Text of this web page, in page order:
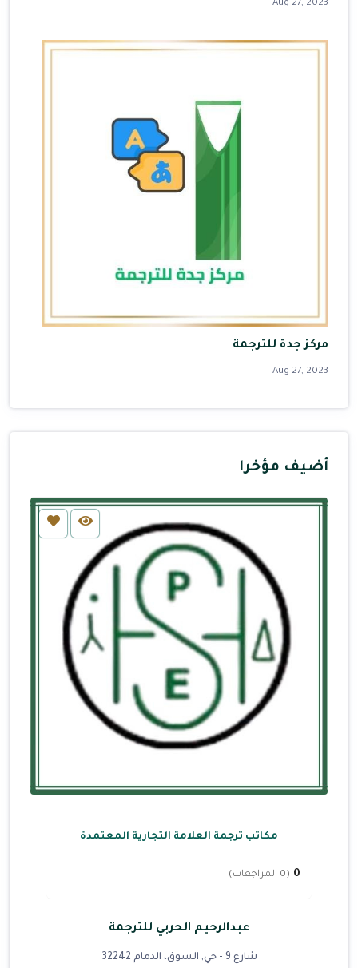
Aug 27, 2023
مركز جدة للترجمة
Aug 27, 2023
أضيف مؤخرا
مكاتب ترجمة العلامة التجارية المعتمدة
0 (0 المراجعات)
عبدالرحيم الحربي للترجمة
شارع 9 - حي, السوق، الدمام 32242